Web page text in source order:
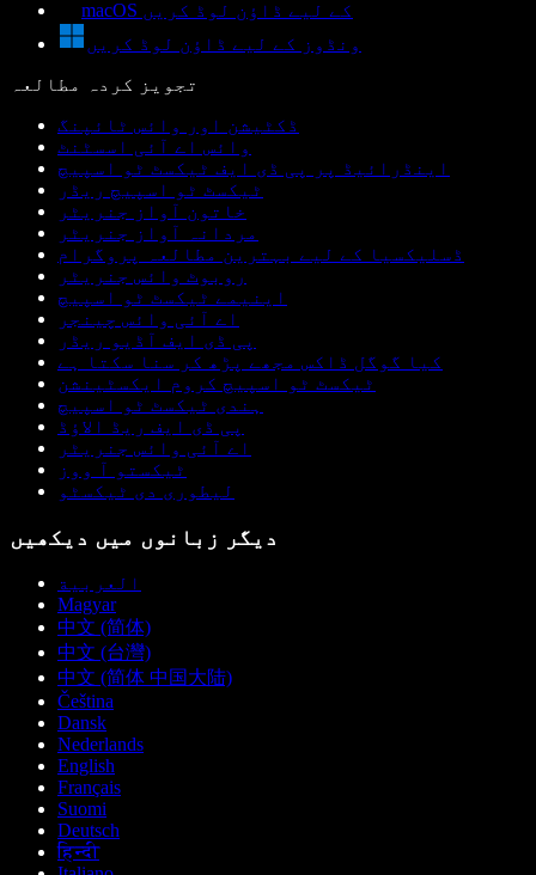
macOS کے لیے ڈاؤن لوڈ کریں
ونڈوز کے لیے ڈاؤن لوڈ کریں
تجویز کردہ مطالعہ
ڈکٹیشن اور وائس ٹائپنگ
وائس اے آئی اسسٹنٹ
اینڈرائیڈ پر پی ڈی ایف ٹیکسٹ ٹو اسپیچ
ٹیکسٹ ٹو اسپیچ ریڈر
خاتون آواز جنریٹر
مردانہ آواز جنریٹر
ڈسلیکسیا کے لیے بہترین مطالعہ پروگرام
روبوٹ وائس جنریٹر
اینیمے ٹیکسٹ ٹو اسپیچ
اے آئی وائس چینجر
پی ڈی ایف آڈیو ریڈر
کیا گوگل ڈاکس مجھے پڑھ کر سنا سکتا ہے
ٹیکسٹ ٹو اسپیچ کروم ایکسٹینشن
ہندی ٹیکسٹ ٹو اسپیچ
پی ڈی ایف ریڈ الاؤڈ
اے آئی وائس جنریٹر
ٹیکستو آ ووز
لیطوری دی ٹیکسٹو
دیگر زبانوں میں دیکھیں
العربية
Magyar
中文 (简体)
中文 (台灣)
中文 (简体 中国大陆)
Čeština
Dansk
Nederlands
English
Français
Suomi
Deutsch
हिन्दी